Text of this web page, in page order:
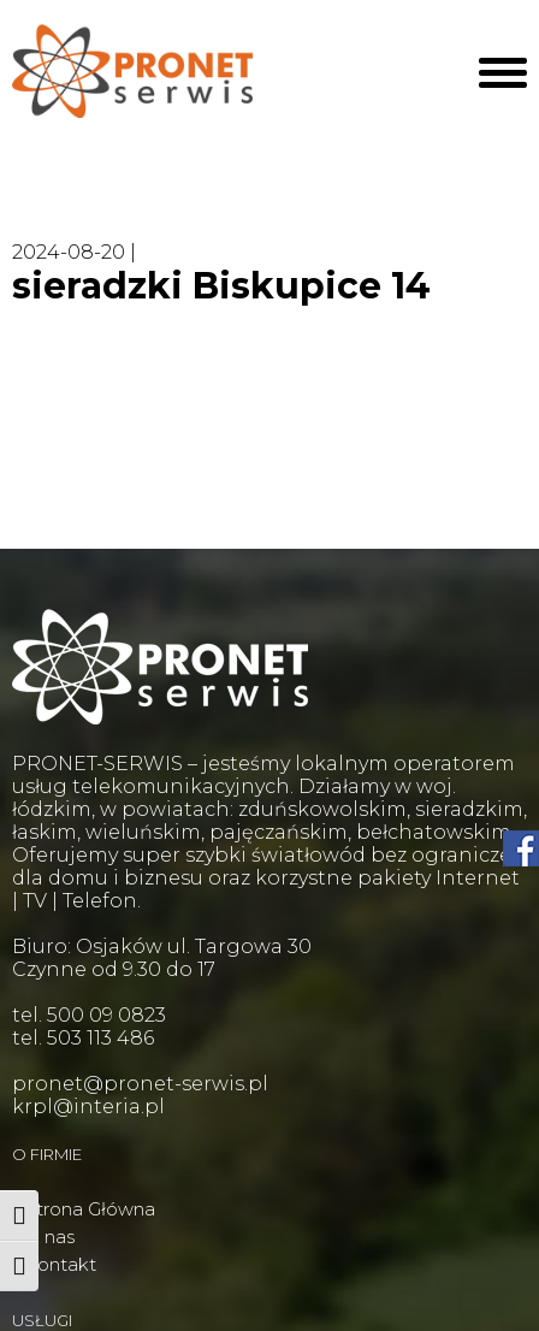
Wysoki kontrast
Powiększ tekst
2024-08-20 |
sieradzki Biskupice 14
PRONET-SERWIS – jesteśmy lokalnym operatorem
usług telekomunikacyjnych. Działamy w woj.
łódzkim, w powiatach: zduńskowolskim, sieradzkim,
łaskim, wieluńskim, pajęczańskim, bełchatowskim.
Oferujemy super szybki światłowód bez ograniczeń
dla domu i biznesu oraz korzystne pakiety Internet
| TV | Telefon.
Biuro: Osjaków ul. Targowa 30
Czynne od 9.30 do 17
tel. 500 09 0823
tel. 503 113 486
pronet@pronet-serwis.pl
krpl@interia.pl
O FIRMIE
Strona Główna
O nas
Kontakt
USŁUGI